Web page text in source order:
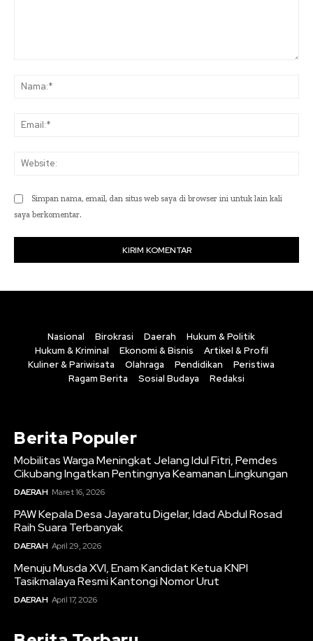
Simpan nama, email, dan situs web saya di browser ini untuk lain kali
saya berkomentar.
Nasional Birokrasi Daerah
Hukum & Politik
Hukum & Kriminal
Ekonomi & Bisnis
Artikel & Profil
Kuliner & Pariwisata
Olahraga Pendidikan
Peristiwa
Ragam Berita
Sosial Budaya Redaksi
Berita Populer
Mobilitas Warga Meningkat Jelang Idul Fitri, Pemdes
Cikubang Ingatkan Pentingnya Keamanan Lingkungan
DAERAH Maret 16, 2026
PAW Kepala Desa Jayaratu Digelar, Idad Abdul Rosad
Raih Suara Terbanyak
DAERAH April 29, 2026
Menuju Musda XVI, Enam Kandidat Ketua KNPI
Tasikmalaya Resmi Kantongi Nomor Urut
DAERAH April 17, 2026